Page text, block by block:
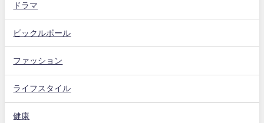
ドラマ
ピックルボール
ファッション
ライフスタイル
健康